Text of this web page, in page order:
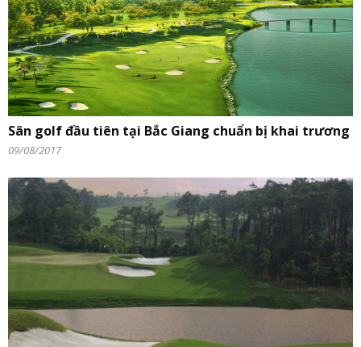
Sân golf đầu tiên tại Bắc Giang chuẩn bị khai trương
09/08/2017